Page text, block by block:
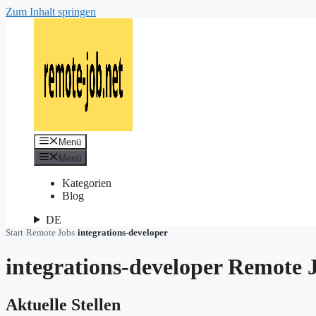
Zum Inhalt springen
Menü
Menü
Kategorien
Blog
DE
Start›Remote Jobs›integrations-developer
integrations-developer Remote
Aktuelle Stellen